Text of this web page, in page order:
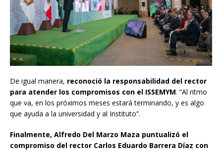
De igual manera, reconoció la responsabilidad del rector
para atender los compromisos con el ISSEMYM. “Al ritmo
que va, en los próximos meses estará terminando, y es algo
que ayuda a la universidad y al Instituto”.
Finalmente, Alfredo Del Marzo Maza puntualizó el
compromiso del rector Carlos Eduardo Barrera Díaz con